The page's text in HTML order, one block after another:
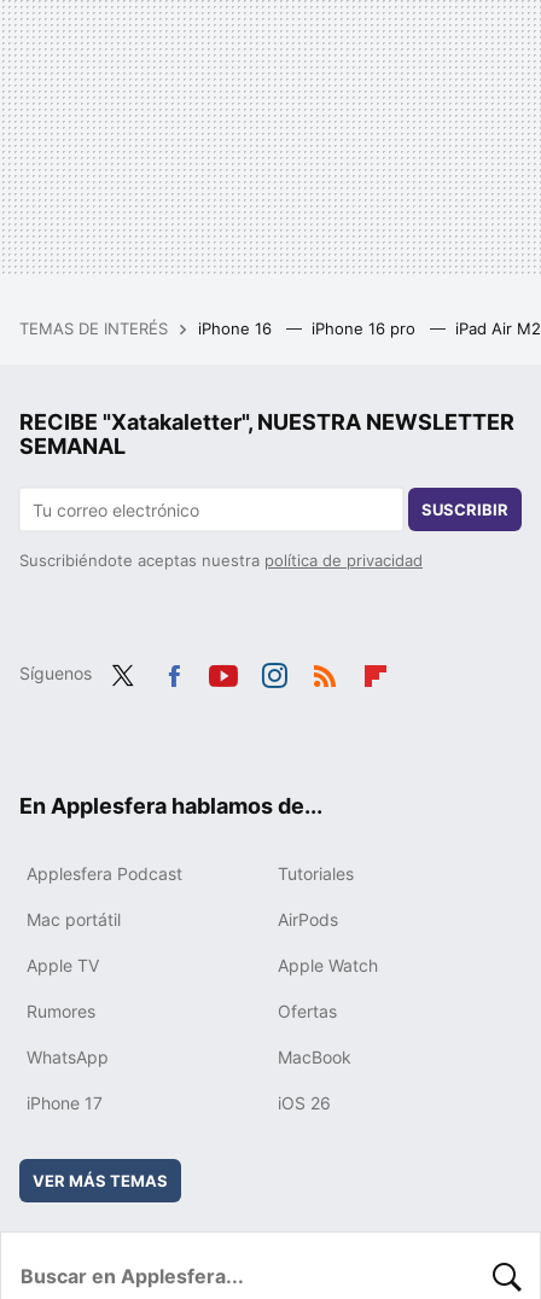
TEMAS DE INTERÉS iPhone 16 iPhone 16 pro iPad Air
RECIBE "Xatakaletter", NUESTRA NEWSLETTER
SEMANAL
SUSCRIBIR
Suscribiéndote aceptas nuestra política de privacidad
Síguenos
En Applesfera hablamos de...
Applesfera Podcast Tutoriales
Mac portátil AirPods
Apple TV Apple Watch
Rumores Ofertas
WhatsApp MacBook
iPhone 17 iOS 26
VER MÁS TEMAS